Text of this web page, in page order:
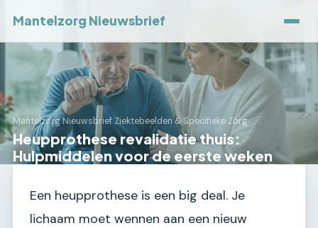
Mantelzorg Nieuwsbrief
Mantelzorg Nieuwsbrief›Ziektebeelden & Specifieke Zorg
Heupprothese revalidatie thuis:
Hulpmiddelen voor de eerste weken
Een heupprothese is een big deal. Je
lichaam moet wennen aan een nieuw